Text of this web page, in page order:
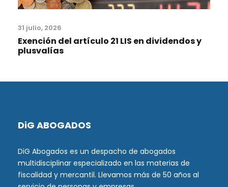
31 julio, 2026
Exención del artículo 21 LIS en dividendos y
plusvalías
DiG ABOGADOS
DiG Abogados es un despacho de abogados
multidisciplinar especializado en las materias de
fiscalidad y mercantil. Llevamos más de 50 años al